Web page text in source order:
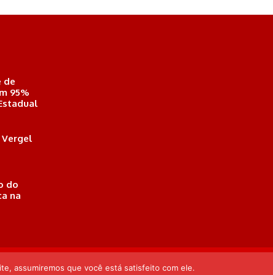
de
95%
Vergel
do
na
assumiremos que você está satisfeito com ele.